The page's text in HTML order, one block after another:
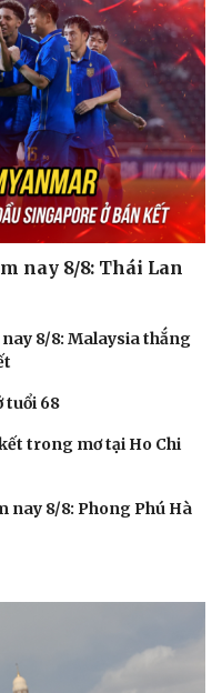
nay 8/8: Thái Lan
nay 8/8: Malaysia thắng
tuổi 68
trong mơ tại Ho Chi
nay 8/8: Phong Phú Hà